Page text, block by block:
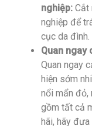
nghiệp: Cắt
nghiệp để
cục da đình.
Quan ngay
Quan ngay
hiện sớm
nổi mẩn đỏ,
gồm tất cả
hãi, hãy